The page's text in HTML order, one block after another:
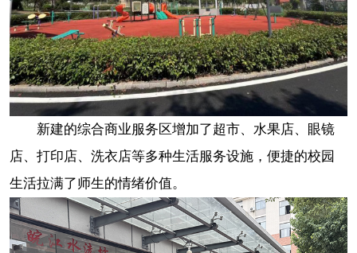
新建的综合商业服务区增加了超市、水果店、眼镜
店、打印店、洗衣店等多种生活服务设施，便捷的校园
生活拉满了师生的情绪价值。